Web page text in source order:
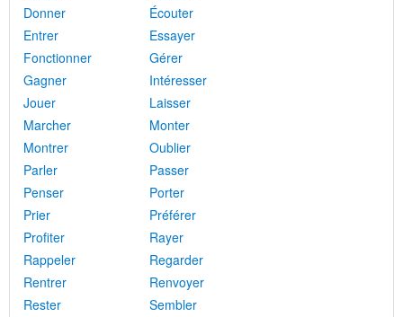
Donner
Écouter
Entrer
Essayer
Fonctionner
Gérer
Gagner
Intéresser
Jouer
Laisser
Marcher
Monter
Montrer
Oublier
Parler
Passer
Penser
Porter
Prier
Préférer
Profiter
Rayer
Rappeler
Regarder
Rentrer
Renvoyer
Rester
Sembler